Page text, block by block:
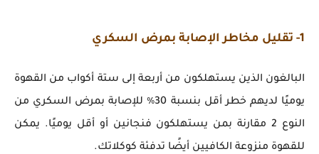
1- تقليل مخاطر الإصابة بمرض السكري
البالغون الذين يستهلكون من أربعة إلى ستة أكواب من القهوة
يوميًا لديهم خطر أقل بنسبة 30٪ للإصابة بمرض السكري من
النوع 2 مقارنة بمن يستهلكون فنجانين أو أقل يوميًا. يمكن
للقهوة منزوعة الكافيين أيضًا تدفئة كوكلاتك.